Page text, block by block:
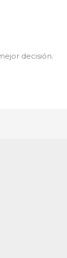
decisión.